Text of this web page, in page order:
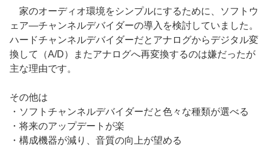
家のオーディオ環境をシンプルにするために、ソフトウ
ェア―チャンネルデバイダーの導入を検討していました。
ハードチャンネルデバイダーだとアナログからデジタル変
換して（A/D）またアナログへ再変換するのは嫌だったが
主な理由です。
その他は
・ソフトチャンネルデバイダーだと色々な種類が選べる
・将来のアップデートが楽
・構成機器が減り、音質の向上が望める